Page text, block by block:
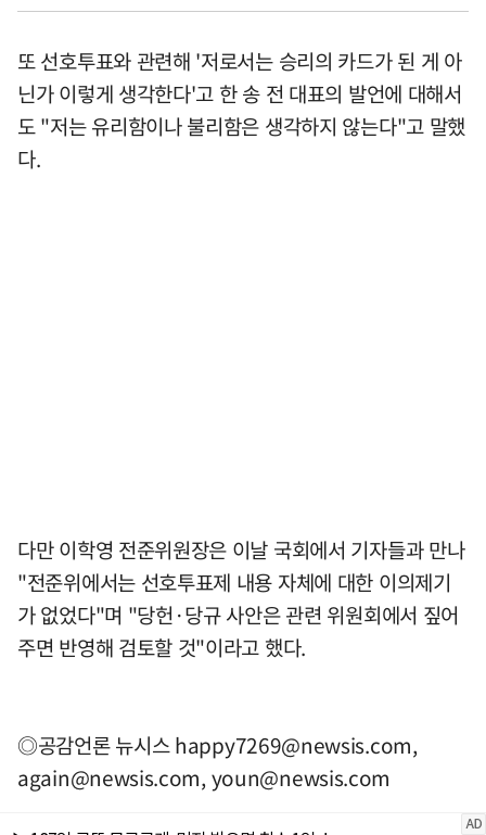
또 선호투표와 관련해 '저로서는 승리의 카드가 된 게 아
닌가 이렇게 생각한다'고 한 송 전 대표의 발언에 대해서
도 "저는 유리함이나 불리함은 생각하지 않는다"고 말했
다.
다만 이학영 전준위원장은 이날 국회에서 기자들과 만나
"전준위에서는 선호투표제 내용 자체에 대한 이의제기
가 없었다"며 "당헌·당규 사안은 관련 위원회에서 짚어
주면 반영해 검토할 것"이라고 했다.
◎공감언론 뉴시스happy7269@newsis.com,
again@newsis.com,youn@newsis.com